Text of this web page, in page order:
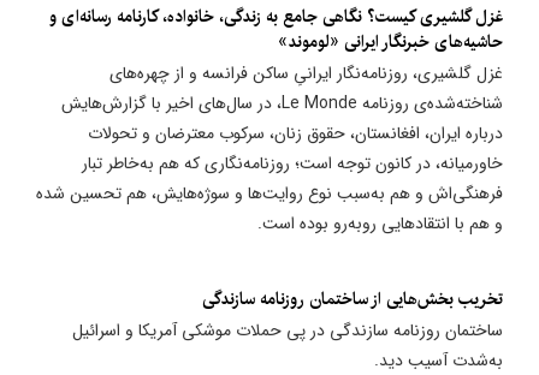
غزل گلشیری کیست؟ نگاهی جامع به زندگی، خانواده، کارنامه رسانه‌ای و
حاشیه‌های خبرنگار ایرانی «لوموند»
غزل گلشیری، روزنامه‌نگار ایرانیِ ساکن فرانسه و از چهره‌های
شناخته‌شده‌ی روزنامه Le Monde، در سال‌های اخیر با گزارش‌هایش
درباره ایران، افغانستان، حقوق زنان، سرکوب معترضان و تحولات
خاورمیانه، در کانون توجه است؛ روزنامه‌نگاری که هم به‌خاطر تبار
فرهنگی‌اش و هم به‌سبب نوع روایت‌ها و سوژه‌هایش، هم تحسین شده
و هم با انتقادهایی روبه‌رو بوده است.
​تخریب بخش‌هایی از ساختمان روزنامه سازندگی
ساختمان روزنامه سازندگی در پی حملات موشکی آمریکا و اسرائیل
به‌شدت آسیب دید.